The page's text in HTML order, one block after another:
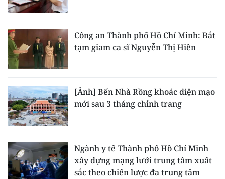
Công an Thành phố Hồ Chí Minh: Bắt
tạm giam ca sĩ Nguyễn Thị Hiền
[Ảnh] Bến Nhà Rồng khoác diện mạo
mới sau 3 tháng chỉnh trang
Ngành y tế Thành phố Hồ Chí Minh
xây dựng mạng lưới trung tâm xuất
sắc theo chiến lược đa trung tâm